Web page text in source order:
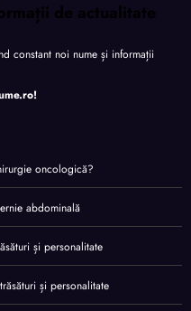
de actualitate
constant noi nume și informații
!
oncologică?
abdominală
și personalitate
și personalitate